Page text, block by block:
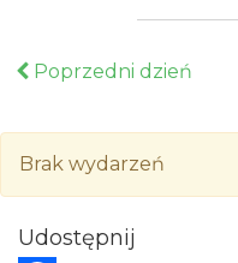
Poprzedni dzień
Brak wydarzeń
Udostępnij